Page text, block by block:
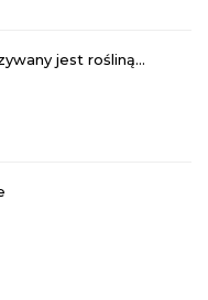
jest rośliną...